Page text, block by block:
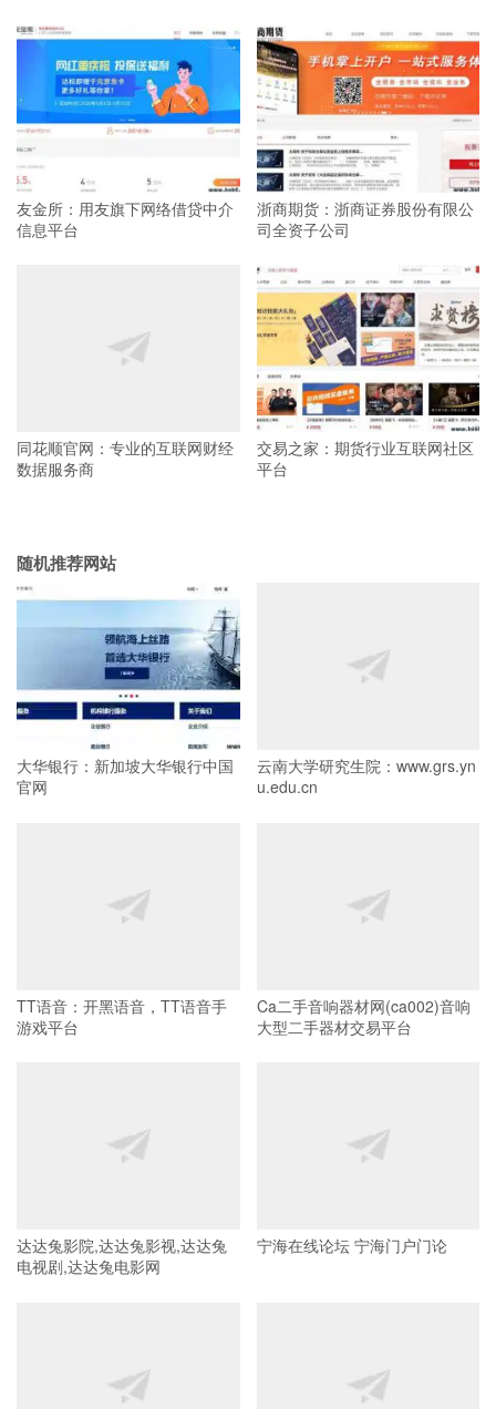
友金所：用友旗下网络借贷中介
信息平台
浙商期货：浙商证券股份有限公
司全资子公司
同花顺官网：专业的互联网财经
数据服务商
交易之家：期货行业互联网社区
平台
随机推荐网站
大华银行：新加坡大华银行中国
官网
云南大学研究生院：www.grs.yn
u.edu.cn
TT语音：开黑语音，TT语音手
游戏平台
Ca二手音响器材网(ca002)音响
大型二手器材交易平台
达达兔影院,达达兔影视,达达兔
电视剧,达达兔电影网
宁海在线论坛 宁海门户门论